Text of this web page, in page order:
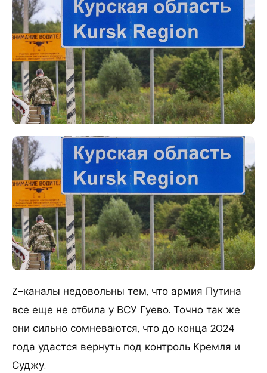
Z-каналы недовольны тем, что армия Путина
все еще не отбила у ВСУ Гуево. Точно так же
они сильно сомневаются, что до конца 2024
года удастся вернуть под контроль Кремля и
Суджу.